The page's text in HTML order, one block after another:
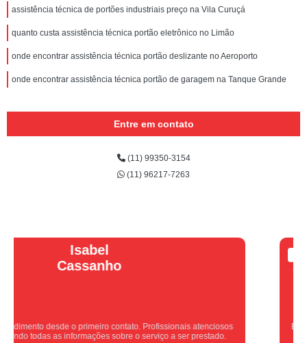
assistência técnica de portões industriais preço na Vila Curuçá
quanto custa assistência técnica portão eletrônico no Limão
onde encontrar assistência técnica portão deslizante no Aeroporto
onde encontrar assistência técnica portão de garagem na Tanque Grande
Entre em contato
(11) 99350-3154
(11) 96217-7263
Vera Maria
Equipe nota 10, trabalho rápido com excelência , super organizados.
Super indico.